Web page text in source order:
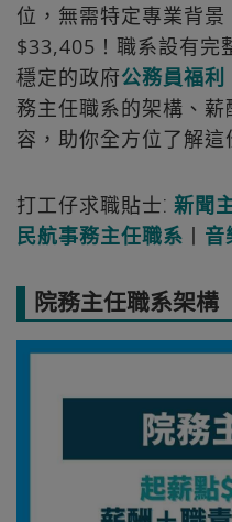
位，無需特定專業背
$33,405！職系設有完
穩定的政府公務員福利
務主任職系的架構、
容，助你全方位了解這
打工仔求職貼士⁚ 新聞
民航事務主任職系 丨 音
院務主任職系架構